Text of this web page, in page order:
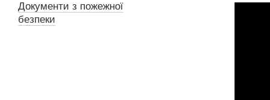
Документи з пожежної
безпеки